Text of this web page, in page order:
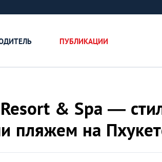
ПУБЛИКАЦИИ
& Spa —
пляжем на